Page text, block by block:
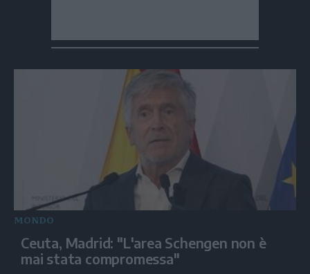
MONDO
Ceuta, Madrid: "L'area Schengen non è
mai stata compromessa"